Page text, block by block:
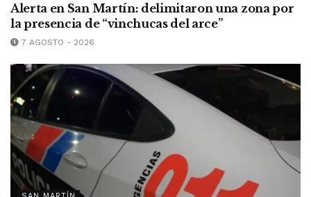
Alerta en San Martín: delimitaron una zona por
la presencia de “vinchucas del arce”
7 AGOSTO - 2026